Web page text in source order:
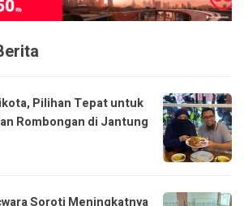
Pilihan Tepat untuk
Rombongan di Jantung
Soroti Meningkatnya